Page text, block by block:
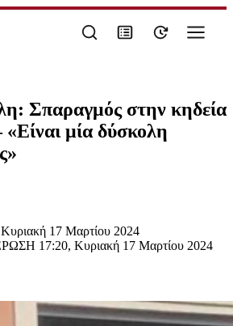
Σπαραγμός στην κηδεία
μία δύσκολη
17 Μαρτίου 2024
17:20, Κυριακή 17 Μαρτίου 2024